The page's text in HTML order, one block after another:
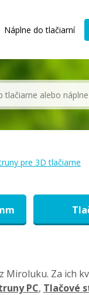
Náplne do tlačiarní
pre 3D tlačiarne
z Miroluku. Za ich
PC, Tlačové